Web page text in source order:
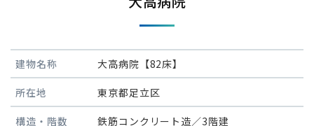
建物名称 大高病院【82床】
所在地 東京都足立区
構造・階数 鉄筋コンクリート造／3階建